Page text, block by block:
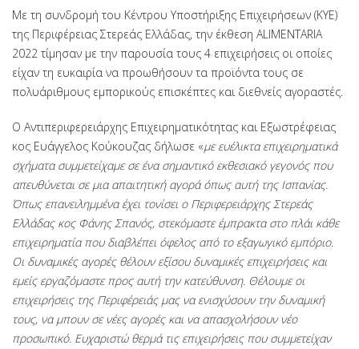
Με τη συνδρομή του Κέντρου Υποστήριξης Επιχειρήσεων (ΚΥΕ)
της Περιφέρειας Στερεάς Ελλάδας, την έκθεση ALIMENTARIA
2022 τίμησαν με την παρουσία τους 4 επιχειρήσεις οι οποίες
είχαν τη ευκαιρία να προωθήσουν τα προϊόντα τους σε
πολυάριθμους εμπορικούς επισκέπτες και διεθνείς αγοραστές.
Ο Αντιπεριφερειάρχης Επιχειρηματικότητας και Εξωστρέφειας
κος Ευάγγελος Κούκουζας δήλωσε «με ευέλικτα επιχειρηματικά
σχήματα συμμετείχαμε σε ένα σημαντικό εκθεσιακό γεγονός που
απευθύνεται σε μια απαιτητική αγορά όπως αυτή της Ισπανίας.
Όπως επανειλημμένα έχει τονίσει ο Περιφερειάρχης Στερεάς
Ελλάδας κος Φάνης Σπανός, στεκόμαστε έμπρακτα στο πλάι κάθε
επιχειρηματία που διαβλέπει όφελος από το εξαγωγικό εμπόριο.
Οι δυναμικές αγορές θέλουν εξίσου δυναμικές επιχειρήσεις και
εμείς εργαζόμαστε προς αυτή την κατεύθυνση. Θέλουμε οι
επιχειρήσεις της Περιφέρειάς μας να ενισχύσουν την δυναμική
τους, να μπουν σε νέες αγορές και να απασχολήσουν νέο
προσωπικό. Ευχαριστώ θερμά τις επιχειρήσεις που συμμετείχαν